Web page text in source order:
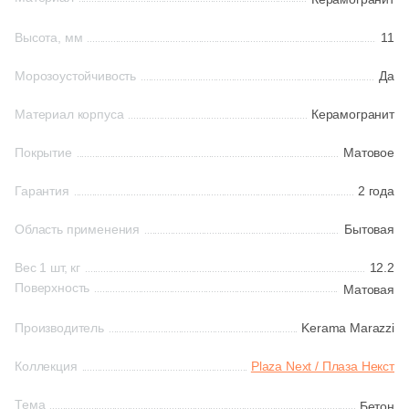
Испания
Форма
Квадратная
Формы шеврон
Высота, мм 11
Морозоустойчивость Да
Материал корпуса Керамогранит
Покрытие Матовое
Гарантия 2 года
Область применения Бытовая
Вес 1 шт, кг
12.2
Поверхность
Матовая
Производитель Kerama Marazzi
Коллекция Plaza Next / Плаза Некст
Тема